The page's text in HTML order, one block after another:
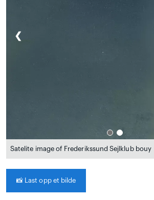
❮
Satelite image of Frederikssund Sejlklub bouy
📸 Last opp et bilde